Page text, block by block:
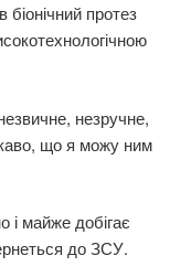
протез
незручне,
що я можу ним
і майже добігає
до ЗСУ.